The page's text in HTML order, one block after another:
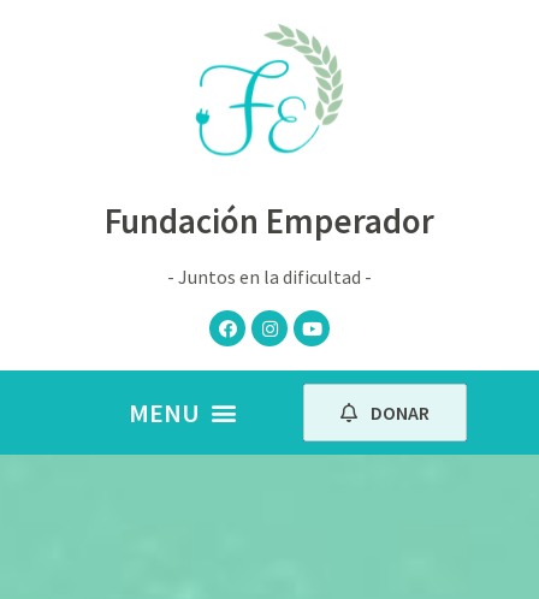
Fundación Emperador
- Juntos en la dificultad -
DONAR